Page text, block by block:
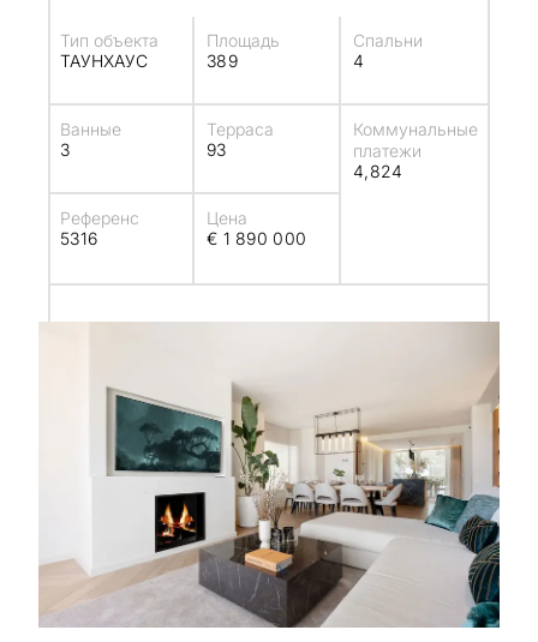
Тип объекта
ТАУНХАУС
Площадь
389
Спальни
4
Ванные
3
Терраса
93
Коммунальные
платежи
4,824
Референс
5316
Цена
€ 1 890 000